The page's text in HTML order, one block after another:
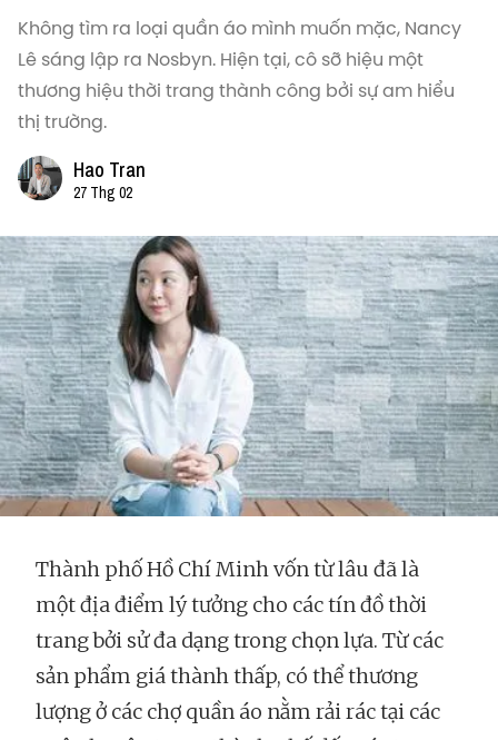
Không tìm ra loại quần áo mình muốn mặc, Nancy
Lê sáng lập ra Nosbyn. Hiện tại, cô sỡ hiệu một
thương hiệu thời trang thành công bởi sự am hiểu
thị trường.
Hao Tran
27 Thg 02
Thành phố Hồ Chí Minh vốn từ lâu đã là
một địa điểm lý tưởng cho các tín đồ thời
trang bởi sử đa dạng trong chọn lựa. Từ các
sản phẩm giá thành thấp, có thể thương
lượng ở các chợ quần áo nằm rải rác tại các